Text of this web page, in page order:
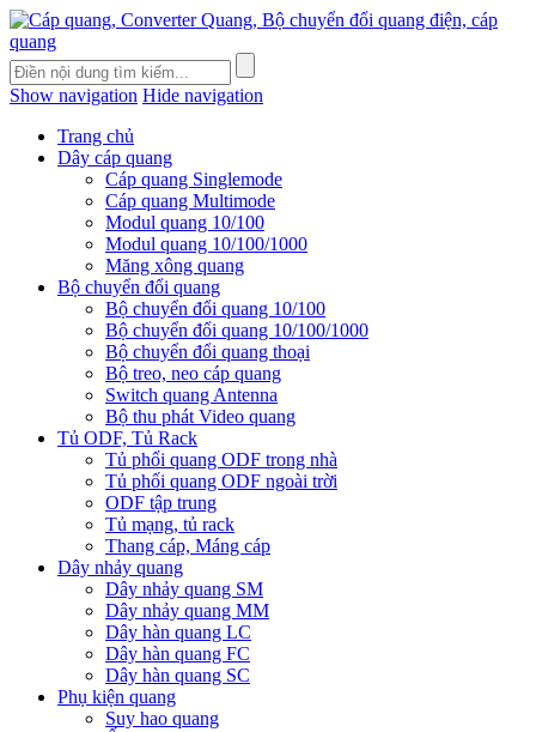
Show navigation Hide navigation
Trang chủ
Dây cáp quang
Cáp quang Singlemode
Cáp quang Multimode
Modul quang 10/100
Modul quang 10/100/1000
Măng xông quang
Bộ chuyển đổi quang
Bộ chuyển đổi quang 10/100
Bộ chuyển đổi quang 10/100/1000
Bộ chuyển đổi quang thoại
Bộ treo, neo cáp quang
Switch quang Antenna
Bộ thu phát Video quang
Tủ ODF, Tủ Rack
Tủ phối quang ODF trong nhà
Tủ phối quang ODF ngoài trời
ODF tập trung
Tủ mạng, tủ rack
Thang cáp, Máng cáp
Dây nhảy quang
Dây nhảy quang SM
Dây nhảy quang MM
Dây hàn quang LC
Dây hàn quang FC
Dây hàn quang SC
Phụ kiện quang
Suy hao quang